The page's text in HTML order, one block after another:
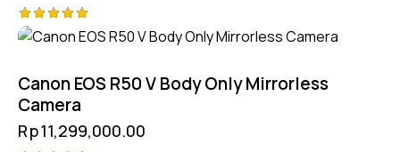
Rated
Canon EOS R50 V Body Only Mirrorless
Camera
Rp11,299,000.00